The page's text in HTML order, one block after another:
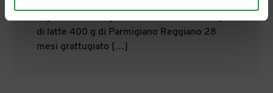
di latte 400 g di Parmigiano Reggiano 28
mesi grattugiato […]